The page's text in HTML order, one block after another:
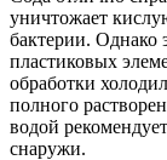
уничтожает
бактерии. Однако
пластиковых
обработки
полного
водой
снаружи.